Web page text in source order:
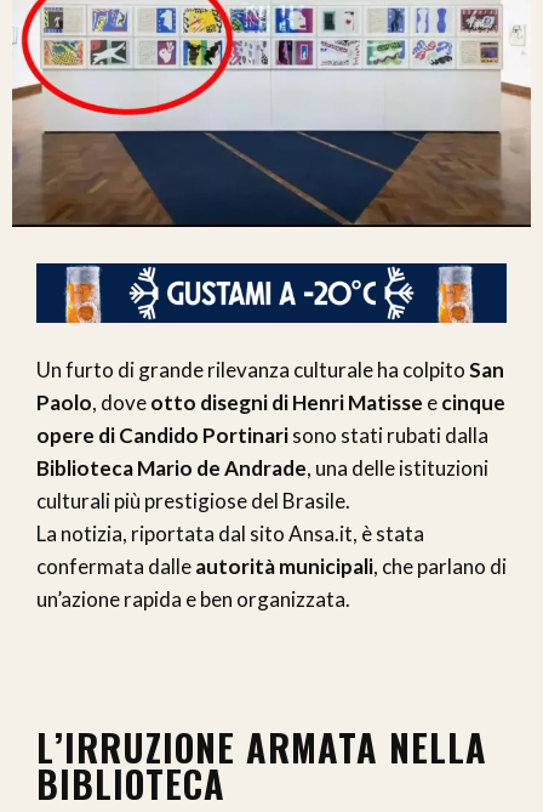
Un furto di grande rilevanza culturale ha colpitoSan
Paolo, doveotto disegni di Henri Matisse ecinque
opere di Candido Portinarisono stati rubati dalla
Biblioteca Mario de Andrade, una delle istituzioni
culturali più prestigiose del Brasile.
La notizia, riportata dal sito Ansa.it, è stata
confermata dalleautorità municipali, che parlano di
un’azione rapida e ben organizzata.
L’IRRUZIONE ARMATA NELLA
BIBLIOTECA